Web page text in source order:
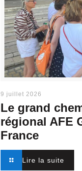
9 juillet 2026
Le grand
régional AFE
France
Lire la suite